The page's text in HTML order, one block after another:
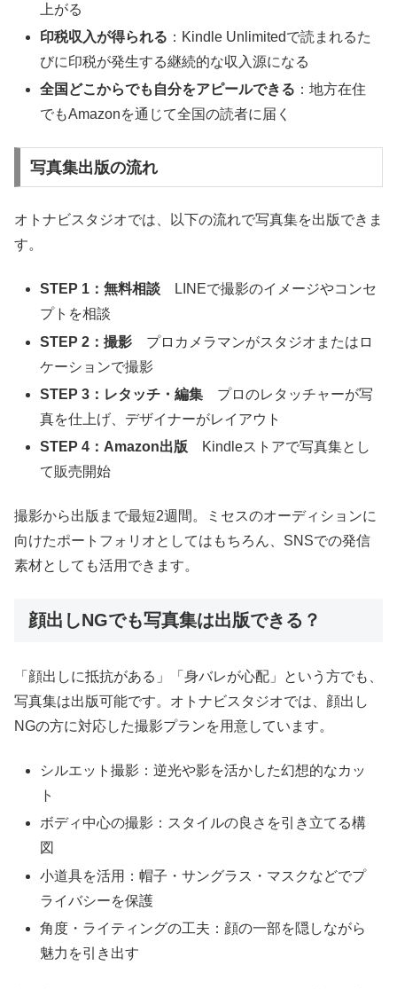
上がる
印税収入が得られる ：Kindle Unlimitedで読まれるた
びに印税が発生する継続的な収入源になる
全国どこからでも自分をアピールできる ：地方在住
でもAmazonを通じて全国の読者に届く
写真集出版の流れ
オトナビスタジオでは、以下の流れで写真集を出版できま
す。
STEP 1：無料相談 LINEで撮影のイメージやコンセ
プトを相談
STEP 2：撮影 プロカメラマンがスタジオまたはロ
ケーションで撮影
STEP 3：レタッチ・編集 プロのレタッチャーが写
真を仕上げ、デザイナーがレイアウト
STEP 4：Amazon出版 Kindleストアで写真集とし
て販売開始
撮影から出版まで最短2週間。ミセスのオーディションに
向けたポートフォリオとしてはもちろん、SNSでの発信
素材としても活用できます。
顔出しNGでも写真集は出版できる？
「顔出しに抵抗がある」「身バレが心配」という方でも、
写真集は出版可能です。オトナビスタジオでは、顔出し
NGの方に対応した撮影プランを用意しています。
シルエット撮影：逆光や影を活かした幻想的なカッ
ト
ボディ中心の撮影：スタイルの良さを引き立てる構
図
小道具を活用：帽子・サングラス・マスクなどでプ
ライバシーを保護
角度・ライティングの工夫：顔の一部を隠しながら
魅力を引き出す